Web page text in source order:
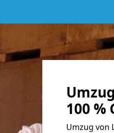
100 %
Umzug von